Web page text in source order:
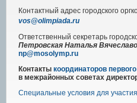
Контактный адрес городского
vos@olimpiada.ru
Ответственный секретарь
Петровская Наталья
np@mosolymp.ru
Контакты координаторов
в межрайонных советах
Специальные условия для